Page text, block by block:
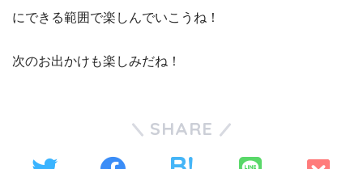
にできる範囲で楽しんでいこうね！
次のお出かけも楽しみだね！
SHARE